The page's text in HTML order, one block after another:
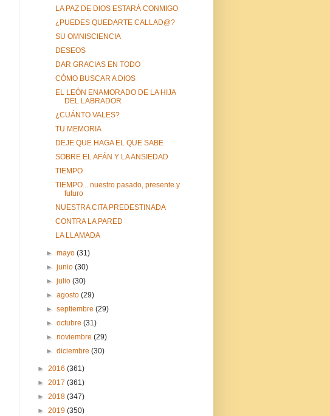
LA PAZ DE DIOS ESTARÁ CONMIGO
¿PUEDES QUEDARTE CALLAD@?
SU OMNISCIENCIA
DESEOS
DAR GRACIAS EN TODO
CÓMO BUSCAR A DIOS
EL LEÓN ENAMORADO DE LA HIJA
DEL LABRADOR
¿CUÁNTO VALES?
TU MEMORIA
DEJE QUE HAGA EL QUE SABE
SOBRE EL AFÁN Y LA ANSIEDAD
TIEMPO
TIEMPO... nuestro pasado, presente y
futuro
NUESTRA CITA PREDESTINADA
CONTRA LA PARED
LA LLAMADA
►mayo(31)
►junio(30)
►julio(30)
►agosto(29)
►septiembre(29)
►octubre(31)
►noviembre(29)
►diciembre(30)
► 2016 (361)
► 2017 (361)
► 2018 (347)
► 2019 (350)